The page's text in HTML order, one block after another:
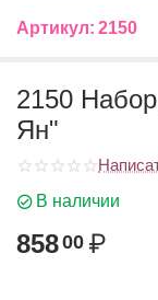
Артикул: 2150
2150
Ян"
В наличии
85800 ₽